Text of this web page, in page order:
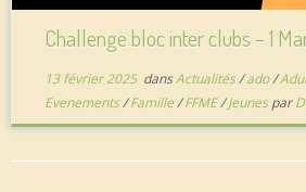
Challenge bloc inter clubs – 1
13 février 2025dansActualités/ado/
Evenements/Famille/FFME/Jeunes par